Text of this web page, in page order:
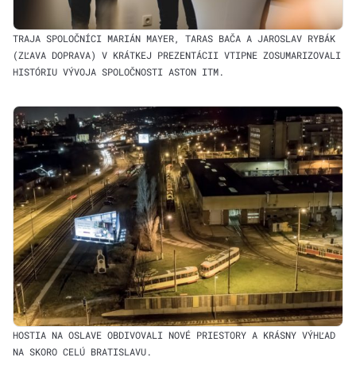
TRAJA SPOLOČNÍCI MARIÁN MAYER, TARAS BAČA A JAROSLAV RYBÁK
(ZĽAVA DOPRAVA) V KRÁTKEJ PREZENTÁCII VTIPNE ZOSUMARIZOVALI
HISTÓRIU VÝVOJA SPOLOČNOSTI ASTON ITM.
HOSTIA NA OSLAVE OBDIVOVALI NOVÉ PRIESTORY A KRÁSNY VÝHĽAD
NA SKORO CELÚ BRATISLAVU.